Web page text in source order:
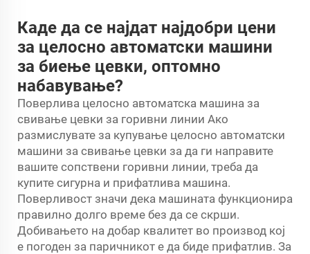
Каде да се најдат најдобри цени
за целосно автоматски машини
за биење цевки, оптомно
набавување?
Поверлива целосно автоматска машина за
свивање цевки за горивни линии Ако
размислувате за купување целосно автоматски
машини за свивање цевки за да ги направите
вашите сопствени горивни линии, треба да
купите сигурна и прифатлива машина.
Поверливост значи дека машината функционира
правилно долго време без да се скрши.
Добивањето на добар квалитет во производ кој
е погоден за паричникот е да биде прифатлив. За